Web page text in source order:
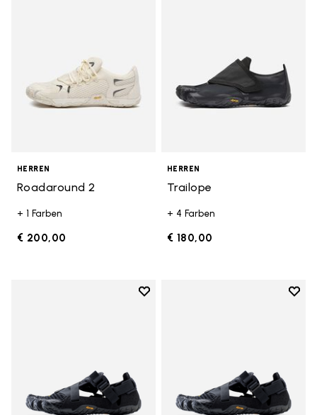
HERREN
Roadaround 2
+ 1 Farben
€ 200,00
HERREN
Trailope
+ 4 Farben
€ 180,00
Add to wishlist
Add